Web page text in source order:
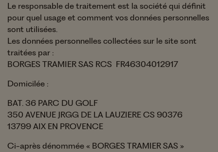
Le responsable de traitement est la société qui définit
pour quel usage et comment vos données personnelles
sont utilisées.
Les données personnelles collectées sur le site sont
traitées par :
BORGES TRAMIER SAS RCS FR46304012917
Domicilée :
BAT. 36 PARC DU GOLF
350 AVENUE JRGG DE LA LAUZIERE CS 90376
13799 AIX EN PROVENCE
Ci-après dénommée « BORGES TRAMIER SAS »